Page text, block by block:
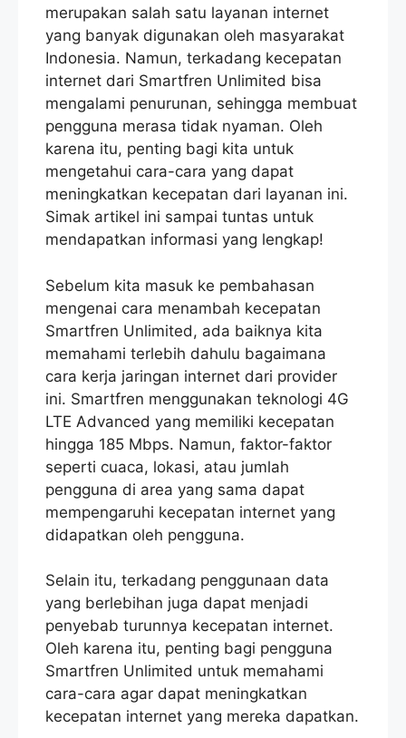
merupakan salah satu layanan internet
yang banyak digunakan oleh masyarakat
Indonesia. Namun, terkadang kecepatan
internet dari Smartfren Unlimited bisa
mengalami penurunan, sehingga membuat
pengguna merasa tidak nyaman. Oleh
karena itu, penting bagi kita untuk
mengetahui cara-cara yang dapat
meningkatkan kecepatan dari layanan ini.
Simak artikel ini sampai tuntas untuk
mendapatkan informasi yang lengkap!
Sebelum kita masuk ke pembahasan
mengenai cara menambah kecepatan
Smartfren Unlimited, ada baiknya kita
memahami terlebih dahulu bagaimana
cara kerja jaringan internet dari provider
ini. Smartfren menggunakan teknologi 4G
LTE Advanced yang memiliki kecepatan
hingga 185 Mbps. Namun, faktor-faktor
seperti cuaca, lokasi, atau jumlah
pengguna di area yang sama dapat
mempengaruhi kecepatan internet yang
didapatkan oleh pengguna.
Selain itu, terkadang penggunaan data
yang berlebihan juga dapat menjadi
penyebab turunnya kecepatan internet.
Oleh karena itu, penting bagi pengguna
Smartfren Unlimited untuk memahami
cara-cara agar dapat meningkatkan
kecepatan internet yang mereka dapatkan.